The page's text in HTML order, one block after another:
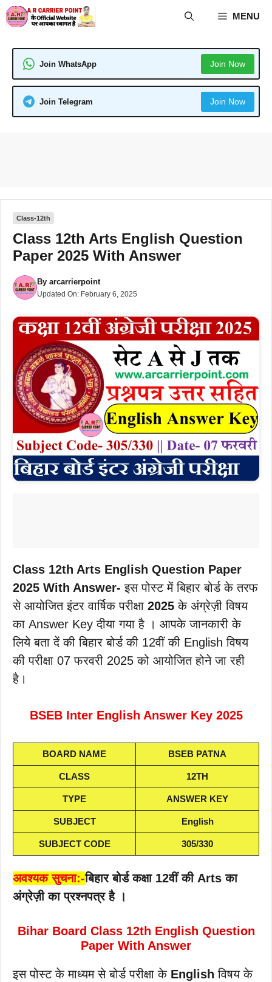
Skip
to
MENU
Join WhatsApp Join Now
Join Telegram Join Now
Class-12th
Class 12th Arts English Question
Paper 2025 With Answer
By arcarrierpoint
Updated On: February 6, 2025
Class 12th Arts English Question Paper
2025 With Answer-इस पोस्ट में बिहार बोर्ड के तरफ
से आयोजित इंटर वार्षिक परीक्षा 2025 के अंग्रेज़ी विषय
का Answer Key दीया गया है । आपके जानकारी के
लिये बता दें की बिहार बोर्ड की 12वीं की English विषय
की परीक्षा 07 फरवरी 2025 को आयोजित होने जा रही
है।
BSEB Inter English Answer Key 2025
BOARD NAME BSEB PATNA
CLASS 12TH
TYPE ANSWER KEY
SUBJECT English
SUBJECT CODE 305/330
अवश्यक सुचना:-बिहार बोर्ड कक्षा 12वीं की Arts का
अंग्रेज़ी का प्रश्नपत्र है ।
Bihar Board Class 12th English Question
Paper With Answer
इस पोस्ट के माध्यम से बोर्ड परीक्षा के Englishविषय के